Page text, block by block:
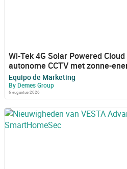
Wi-Tek 4G Solar Powered
autonome CCTV met zonne-
Equipo de Marketing
By Demes Group
6 augustus 2026